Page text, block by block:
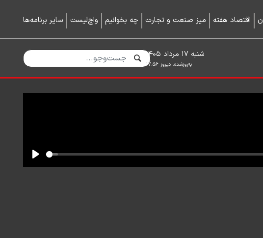
اقتصاد هفته میز صنعت و تجارت چه بخوانیم واچ‌لیست سایر برنامه‌ها
به‌روزشده: دیروز ۱۷:۵۶
شنبه ۱۷ مرداد ۱۴۰۵